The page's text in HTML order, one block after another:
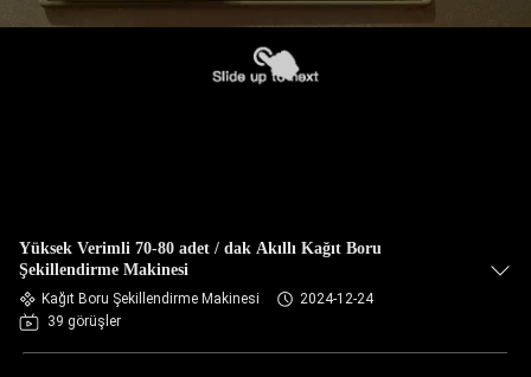
Yüksek Verimli 70-80 adet / dak Akıllı Kağıt Boru
Şekillendirme Makinesi
Kağıt Boru Şekillendirme Makinesi
2024-12-24
39 görüşler